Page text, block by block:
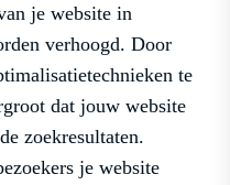
je website in
verhoogd. Door
te
dat jouw website
zoekresultaten.
je website